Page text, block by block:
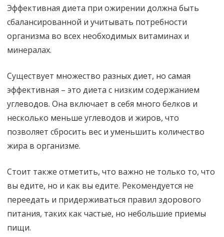
Эффективная диета при ожирении должна быть
сбалансированной и учитывать потребности
организма во всех необходимых витаминах и
минералах.
Существует множество разных диет, но самая
эффективная – это диета с низким содержанием
углеводов. Она включает в себя много белков и
несколько меньше углеводов и жиров, что
позволяет сбросить вес и уменьшить количество
жира в организме.
Стоит также отметить, что важно не только то, что
вы едите, но и как вы едите. Рекомендуется не
переедать и придерживаться правил здорового
питания, таких как частые, но небольшие приемы
пищи.